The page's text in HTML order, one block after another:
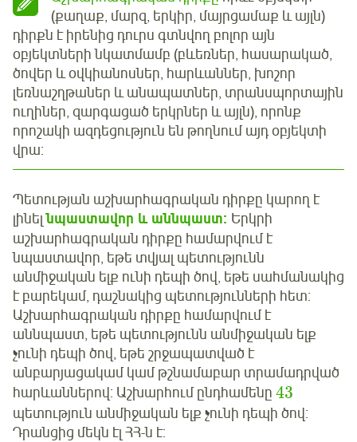
(քաղաք, մարզ, երկիր, մայրցամաք և այլն)
դիրքն է իրենից դուրս գտնվող բոլոր այն
օբյեկտների նկատմամբ (բևեռներ, հասարակած,
ծովեր և օվկիանոսներ, հարևաններ, խոշոր
լեռնաշղթաներ և անապատներ, տրանսպորտային
ուղիներ, զարգացած երկրներ և այլն), որոնք
որոշակի ազդեցություն են թողնում այդ օբյեկտի
վրա:
Պետության աշխարհագրական դիրքը կարող է
լինելնպաստավոր և աննպաստ: Երկրի
աշխարհագրական դիրքը համարվում է
նպաստավոր, եթե տվյալ պետությունն
անմիջական ելք ունի դեպի ծով, եթե սահմանակից
է բարեկամ, դաշնակից պետությունների հետ:
Աշխարհագրական դիրքը համարվում է
աննպաստ, եթե պետությունն անմիջական ելք
չունի դեպի ծով, եթե շրջապատված է
անբարյացակամ կամ թշնամաբար տրամադրված
հարևաններով: Աշխարհում ընդհամենը 43
պետություն անմիջական ելք չունի դեպի ծով:
Դրանցից մեկն էլ ՀՀ-ն է: